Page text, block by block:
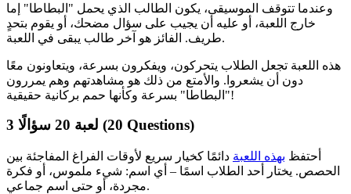
وعندما تتوقف الموسيقى، يكون الطالب الذي يحمل "البطاطا" إما
خارج اللعبة، أو عليه أن يجيب على سؤال مضحك، أو يقوم بتحدٍ
طريف. الفائز هو آخر طالب يبقى في اللعبة.
هذه اللعبة تجعل الطلاب يتحركون، ويفكرون بسرعة، ويتعاونون معًا
دون أن يشعروا. والأمتع من ذلك هو مشاهدتهم وهم يمررون
"البطاطا" بسرعة وكأنها حمم بركانية حقيقية!
3 لعبة 20 سؤالًا (20 Questions)
أحتفظ بهذه اللعبة دائمًا كخيار سريع لأوقات الفراغ المفاجئة بين
الحصص. يختار أحد الطلاب اسمًا – أي اسم: شيء ملموس، أو فكرة
مجردة، أو حتى اسم جماعي.